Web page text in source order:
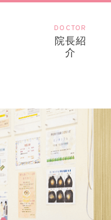
DOCTOR
院長紹
介